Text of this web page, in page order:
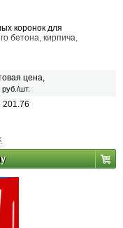
коронок для
бетона, кирпича,
цена,
руб./шт.
201.76